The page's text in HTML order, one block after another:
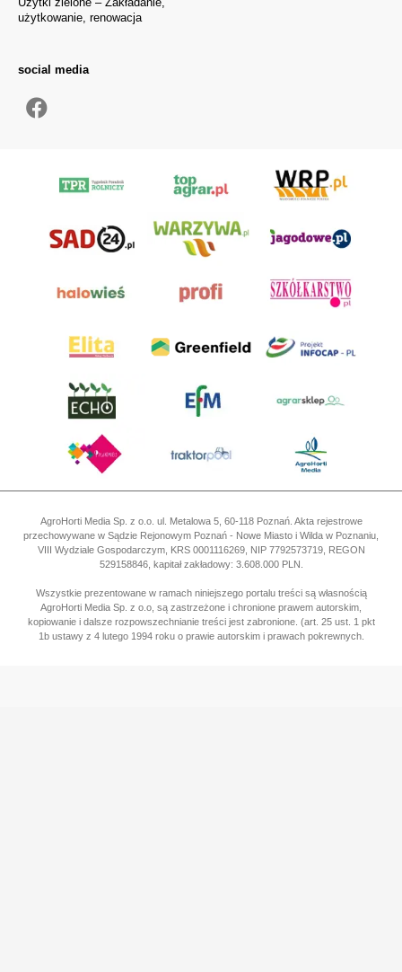
użytkowanie, renowacja
social media
AgroHorti Media Sp. z o.o. ul. Metalowa 5, 60-118 Poznań. Akta rejestrowe
przechowywane w Sądzie Rejonowym Poznań - Nowe Miasto i Wilda w Poznaniu,
VIII Wydziale Gospodarczym, KRS 0001116269, NIP 7792573719, REGON
529158846, kapitał zakładowy: 3.608.000 PLN.
Wszystkie prezentowane w ramach niniejszego portalu treści są własnością
AgroHorti Media Sp. z o.o, są zastrzeżone i chronione prawem autorskim,
kopiowanie i dalsze rozpowszechnianie treści jest zabronione. (art. 25 ust. 1 pkt
1b ustawy z 4 lutego 1994 roku o prawie autorskim i prawach pokrewnych.